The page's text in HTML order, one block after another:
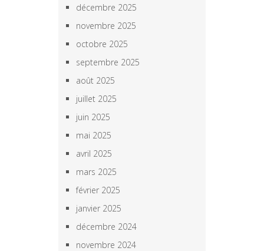
décembre 2025
novembre 2025
octobre 2025
septembre 2025
août 2025
juillet 2025
juin 2025
mai 2025
avril 2025
mars 2025
février 2025
janvier 2025
décembre 2024
novembre 2024